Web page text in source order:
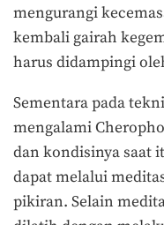
mengurangi
kembali gairah
harus didampingi
Sementara pada
mengalami
dan kondisinya saat
dapat melalui
pikiran. Selain